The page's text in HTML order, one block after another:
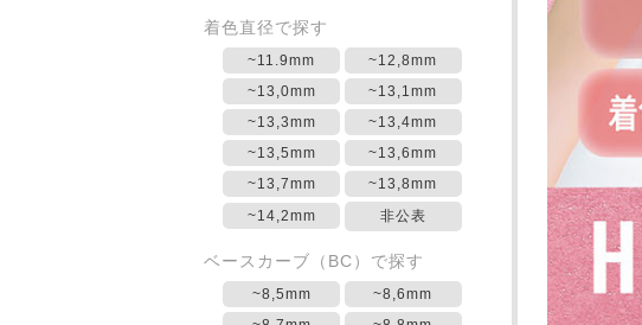
着色直径で探す
~11.9mm
~12,8mm
~13,0mm
~13,1mm
~13,3mm
~13,4mm
~13,5mm
~13,6mm
~13,7mm
~13,8mm
~14,2mm
非公表
ベースカーブ（BC）で探す
~8,5mm
~8,6mm